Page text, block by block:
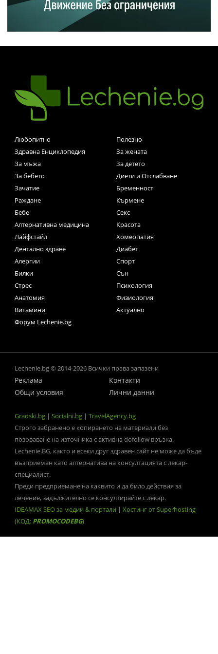
Любопитно
Полезно
Здравна Енциклопедия
За жената
За мъжа
За детето
За бебето
Диети и Отслабване
Зачатие
Бременност
Раждане
Кърмене
Бебе
Секс
Алтернативна медицина
Красота
Лайфстайл
Хомеопатия
Дентално здраве
Диабет
Алергии
Спорт
Билки
Сън
Стрес
Психология
Анатомия
Физиология
Витамини
Актуално
Форум Lechenie.bg
Lechenie.bg © 2014-2026 Всички права запазени
Реклама
Контакти
Общи условия
Лични данни
Gradski.bg | Socialni.bg | TravelAgency.bg
Строго забранено е копирането на материали без
позоваване на източника с активна dofollow връзка.
Lechenie.BG, както и всеки друг здравен сайт не може да бъде
възприеман като алтернатива на консултацията с лекар-
специалист.
Преди предприемане на каквито и да било действия за
лечение, задължително се консултирайте с лекар.
IDEAMAX SEO за медии & портали | Хостинг от Superhosting
(КОД: PROMOCODEBG)